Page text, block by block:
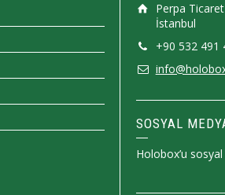
Perpa
İstanbul
+90 532 491
SOSYAL
Holobox’u